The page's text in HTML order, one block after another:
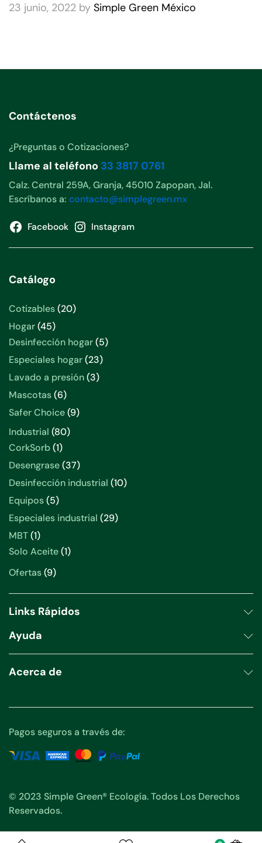
23 junio, 2022 by Simple Green México
Contáctenos
¿Preguntas o Cotizaciones?
Llame al teléfono 33 3817 0761
Calz. Central 259A, Granja, 45010 Zapopan, Jal.
Escríbanos a: contacto@simplegreen.mx
Facebook Instagram
Catálogo
Cotizables 2020
Hogar 4545
productos
Desinfección hogar 55
Especiales hogar 2323
productos
Lavado a presión 33
Mascotas 66
productos
Safer Choice 99
Industrial 8080
CorkSorb 11
producto
Desengrase 3737
productos
Desinfección industrial 1010
Equipos 55
productos
Especiales industrial 2929
MBT 11
producto
Solo Aceite 11
Ofertas 99
Links Rápidos
Ayuda
Acerca de
© 2023 Simple Green® Ecología. Todos Los Derechos
Reservados.
Pagos seguros a través de: